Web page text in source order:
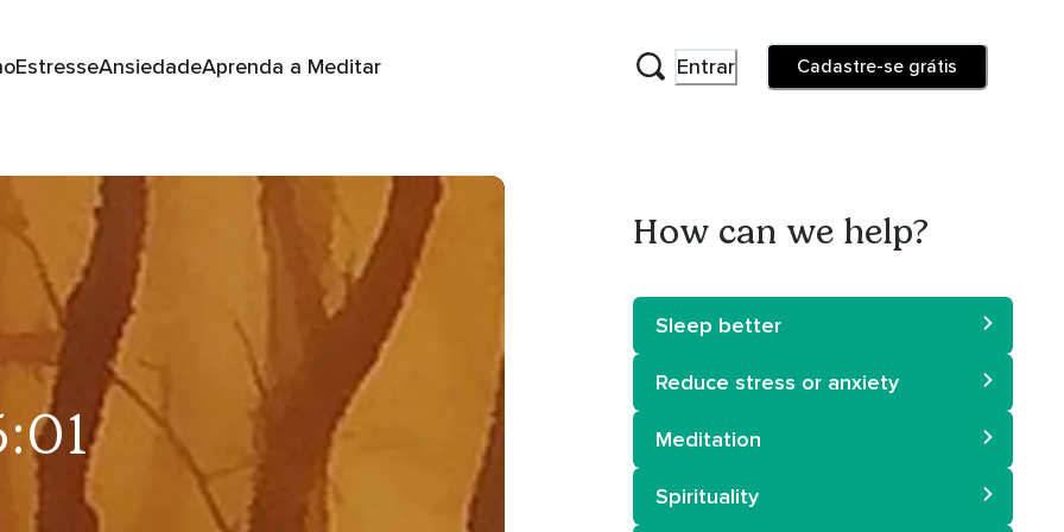
EstresseAnsiedadeAprenda a Meditar Entrar Cadastre-se grátis
How can we help?
Sleep better
Reduce stress or anxiety
Meditation
Spirituality